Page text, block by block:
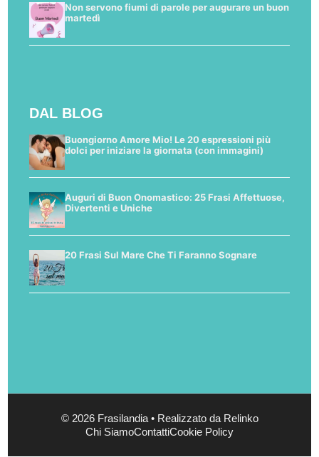
Non servono fiumi di parole per augurare un buon
martedì
DAL BLOG
Buongiorno Amore Mio! Le 20 espressioni più
dolci per iniziare la giornata (con immagini)
Auguri di Buon Onomastico: 25 Frasi Affettuose,
Divertenti e Uniche
20 Frasi Sul Mare Che Ti Faranno Sognare
© 2026 Frasilandia • Realizzato da Relinko
Chi SiamoContattiCookie Policy